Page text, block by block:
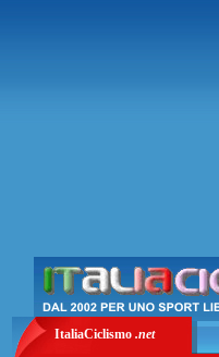
ItaliaCiclismo .net